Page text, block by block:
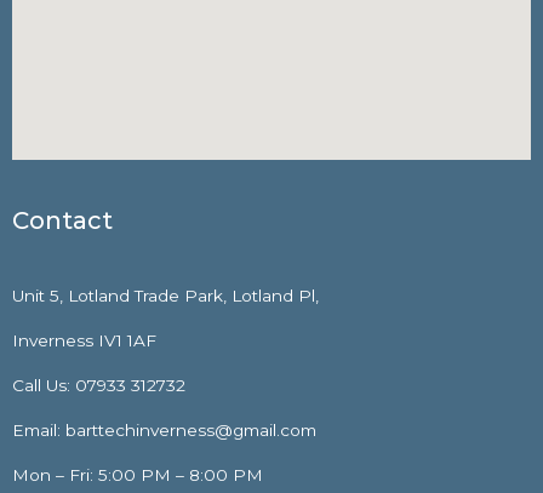
Contact
Unit 5, Lotland Trade Park, Lotland Pl,
Inverness IV1 1AF
Call Us: 07933 312732
Email: barttechinverness@gmail.com
Mon – Fri: 5:00 PM – 8:00 PM